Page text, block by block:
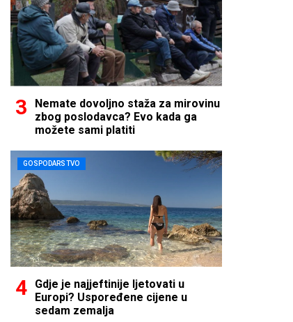
Nemate dovoljno staža za mirovinu
zbog poslodavca? Evo kada ga
možete sami platiti
GOSPODARSTVO
Gdje je najjeftinije ljetovati u
Europi? Uspoređene cijene u
sedam zemalja